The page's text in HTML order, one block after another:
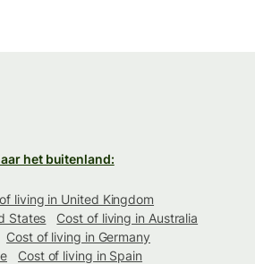
het buitenland:
living in United Kingdom
States
Cost of living in Australia
Cost of living in Germany
Cost of living in Spain